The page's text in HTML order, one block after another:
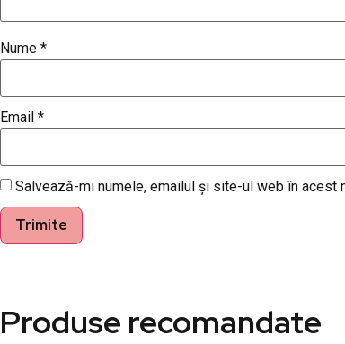
Nume *
Email *
Salvează-mi numele, emailul și site-ul web în acest
Produse recomandate